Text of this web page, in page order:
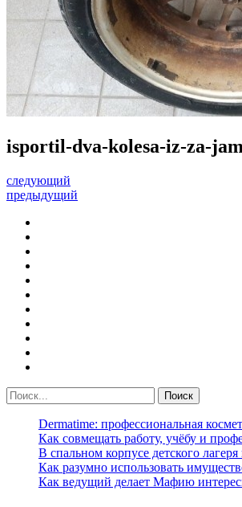
isportil-dva-kolesa-iz-za-
следующий
предыдущий
Dermatime: профессиональная
Как совмещать работу, учёбу и
В спальном корпусе детского
Как разумно использовать
Как ведущий делает Мафию